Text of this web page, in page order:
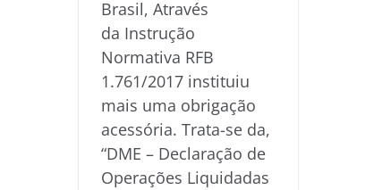
Brasil, Através
da Instrução
Normativa RFB
1.761/2017 instituiu
mais uma obrigação
acessória. Trata-se da,
“DME – Declaração de
Operações Liquidadas